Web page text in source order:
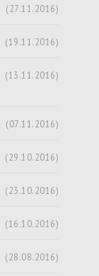
(27.11.2016)
(19.11.2016)
(13.11.2016)
(07.11.2016)
(29.10.2016)
(23.10.2016)
(16.10.2016)
(28.08.2016)